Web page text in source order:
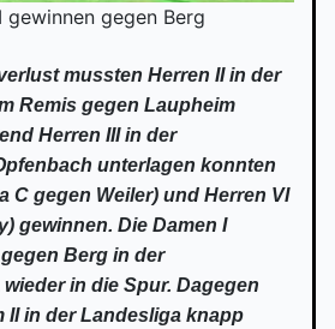
gewinnen gegen Berg
mussten Herren II in der
Remis gegen Laupheim
Herren III in der
unterlagen konnten
C gegen Weiler) und Herren VI
gewinnen. Die Damen I
Berg in der
in die Spur. Dagegen
II in der Landesliga knapp